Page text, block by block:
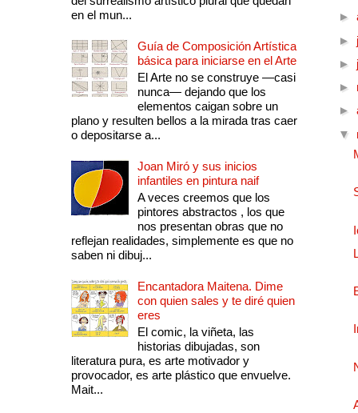
en el mun...
Guía de Composición Artística
básica para iniciarse en el Arte
El Arte no se construye —casi
nunca— dejando que los
elementos caigan sobre un
plano y resulten bellos a la mirada tras caer
o depositarse a...
Joan Miró y sus inicios
infantiles en pintura naif
A veces creemos que los
pintores abstractos , los que
nos presentan obras que no
reflejan realidades, simplemente es que no
saben ni dibuj...
Encantadora Maitena. Dime
con quien sales y te diré quien
eres
El comic, la viñeta, las
historias dibujadas, son
literatura pura, es arte motivador y
provocador, es arte plástico que envuelve.
Mait...
►
►
►
►
►
▼